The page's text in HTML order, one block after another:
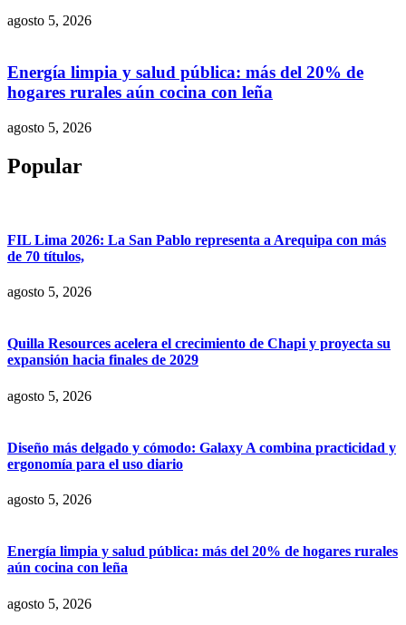
agosto 5, 2026
Energía limpia y salud pública: más del 20% de
hogares rurales aún cocina con leña
agosto 5, 2026
Popular
FIL Lima 2026: La San Pablo representa a Arequipa con más
de 70 títulos,
agosto 5, 2026
Quilla Resources acelera el crecimiento de Chapi y proyecta su
expansión hacia finales de 2029
agosto 5, 2026
Diseño más delgado y cómodo: Galaxy A combina practicidad y
ergonomía para el uso diario
agosto 5, 2026
Energía limpia y salud pública: más del 20% de hogares rurales
aún cocina con leña
agosto 5, 2026